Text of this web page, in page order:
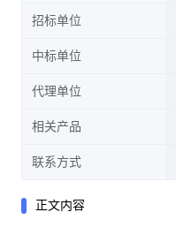
招标单位
中标单位
代理单位
相关产品
联系方式
正文内容